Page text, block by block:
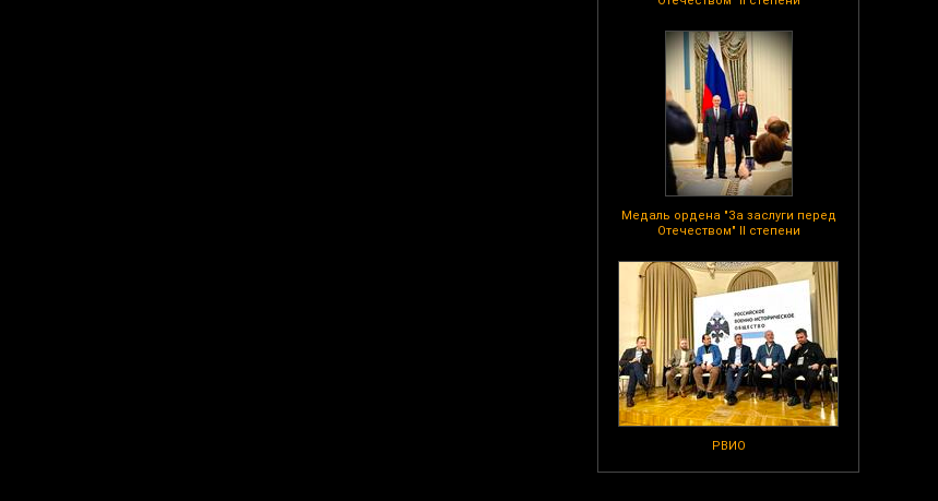
Медаль ордена "За заслуги перед
Отечеством" II степени
РВИО